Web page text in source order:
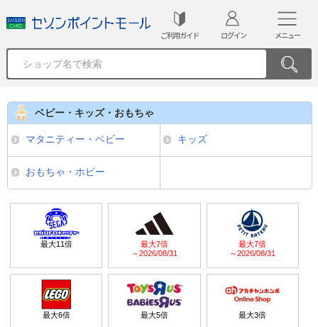
ご利用ガイド ログイン メニュー
ベビー・キッズ・おもちゃ
マタニティー・ベビー キッズ
おもちゃ・ホビー
最大11倍 最大7倍
～2026/08/31
最大7倍
～2026/08/31
最大6倍 最大5倍 最大3倍